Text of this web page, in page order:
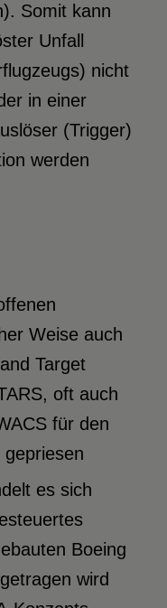
Somit kann
Unfall
nicht
in einer
(Trigger)
werden
Weise auch
Target
oft auch
für den
gepriesen
es sich
Boeing
wird